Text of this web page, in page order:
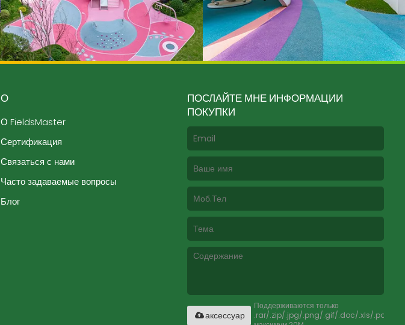
О
О FieldsMaster
Сертификация
Связаться с нами
Часто задаваемые вопросы
Блог
ПОСЛАЙТЕ МНЕ ИНФОРМАЦИИ
ПОКУПКИ
Поддерживаются только
.rar/.zip/.jpg/.png/.gif/.doc/.xls/.pdf,
аксессуар